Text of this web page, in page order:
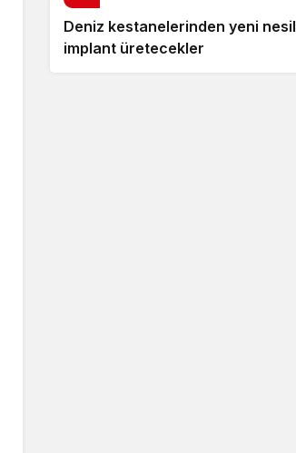
Deniz kestanelerinden yeni nesil
implant üretecekler